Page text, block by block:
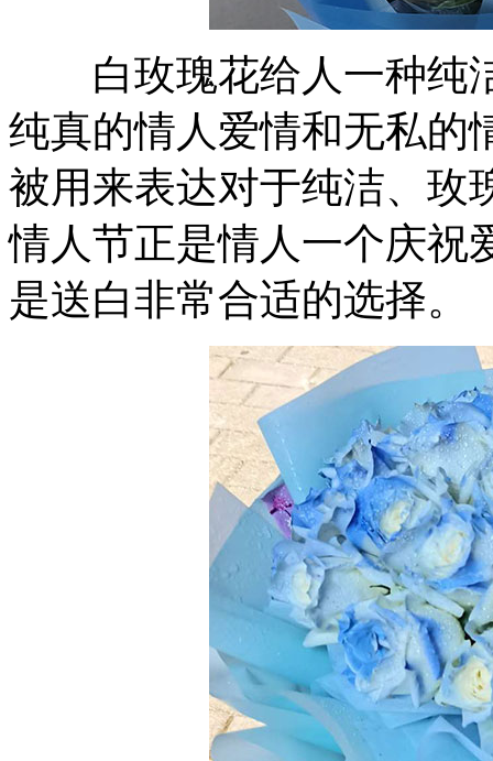
白玫瑰花给人一种纯
纯真的情人爱情和无私的
被用来表达对于纯洁、玫
情人节正是情人一个庆祝
是送白非常合适的选择。